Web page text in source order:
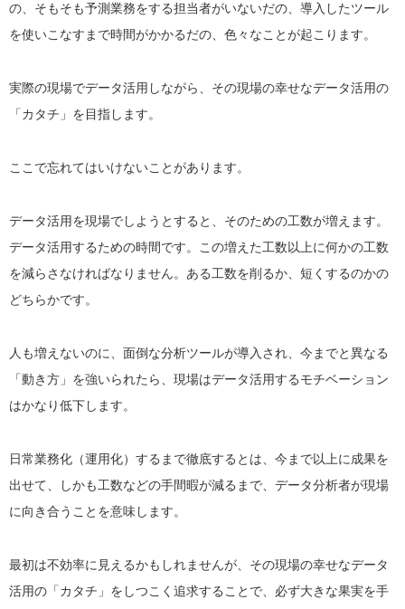
の、そもそも予測業務をする担当者がいないだの、導入したツール
を使いこなすまで時間がかかるだの、色々なことが起こります。
実際の現場でデータ活用しながら、その現場の幸せなデータ活用の
「カタチ」を目指します。
ここで忘れてはいけないことがあります。
データ活用を現場でしようとすると、そのための工数が増えます。
データ活用するための時間です。この増えた工数以上に何かの工数
を減らさなければなりません。ある工数を削るか、短くするのかの
どちらかです。
人も増えないのに、面倒な分析ツールが導入され、今までと異なる
「動き方」を強いられたら、現場はデータ活用するモチベーション
はかなり低下します。
日常業務化（運用化）するまで徹底するとは、今まで以上に成果を
出せて、しかも工数などの手間暇が減るまで、データ分析者が現場
に向き合うことを意味します。
最初は不効率に見えるかもしれませんが、その現場の幸せなデータ
活用の「カタチ」をしつこく追求することで、必ず大きな果実を手